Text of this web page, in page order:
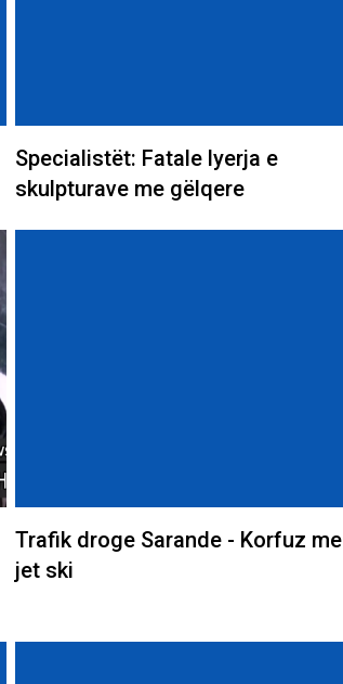
Specialistët: Fatale lyerja e
skulpturave me gëlqere
Trafik droge Sarande - Korfuz me
jet ski